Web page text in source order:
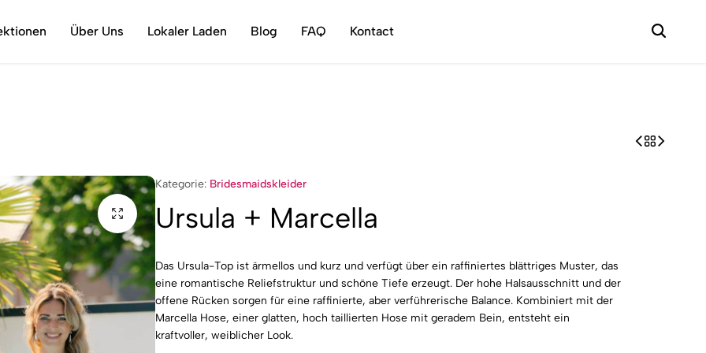
Über Uns Lokaler Laden Blog FAQ Kontact
Kategorie: Bridesmaidskleider
Ursula + Marcella
Das Ursula-Top ist ärmellos und kurz und verfügt über ein raffiniertes blättriges Muster, das
eine romantische Reliefstruktur und schöne Tiefe erzeugt. Der hohe Halsausschnitt und der
offene Rücken sorgen für eine raffinierte, aber verführerische Balance. Kombiniert mit der
Marcella Hose, einer glatten, hoch taillierten Hose mit geradem Bein, entsteht ein
kraftvoller, weiblicher Look.